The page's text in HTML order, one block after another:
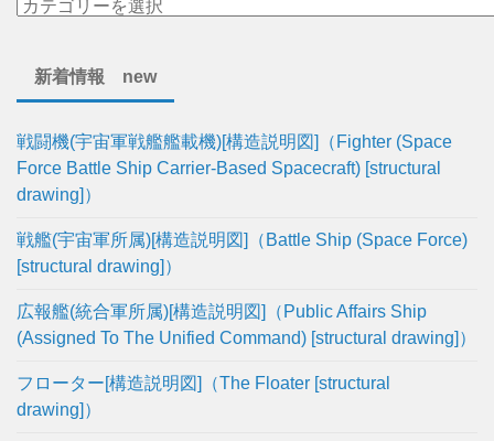
新着情報 new
戦闘機(宇宙軍戦艦艦載機)[構造説明図]（Fighter (Space
Force Battle Ship Carrier-Based Spacecraft) [structural
drawing]）
戦艦(宇宙軍所属)[構造説明図]（Battle Ship (Space Force)
[structural drawing]）
広報艦(統合軍所属)[構造説明図]（Public Affairs Ship
(Assigned To The Unified Command) [structural drawing]）
フローター[構造説明図]（The Floater [structural
drawing]）